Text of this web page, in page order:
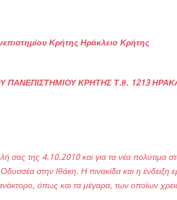
Κρήτης Ηράκλειο Κρήτης
ΚΡΗΤΗΣ Τ.θ. 1213
σας της 4.10.2010 και για τα νέα πολύτιμα
στην Ιθάκη. Η πινακίδα και η ένδειξη
ανάκτορο, όπως και τα μέγαρα, των οποίων